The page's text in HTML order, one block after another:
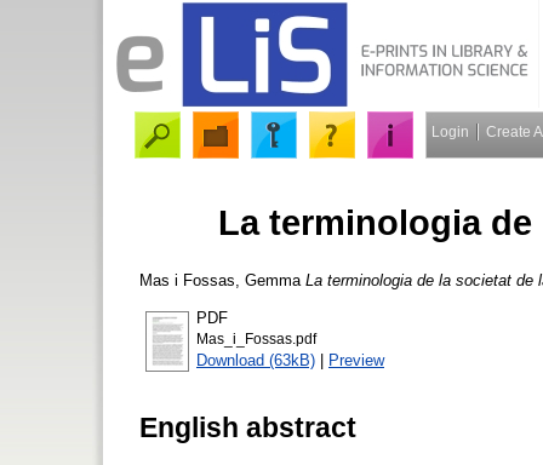
Login Create
La terminologia
Mas i Fossas, Gemma La terminologia de la societat de
PDF
Mas_i_Fossas.pdf
Download (63kB) | Preview
English abstract